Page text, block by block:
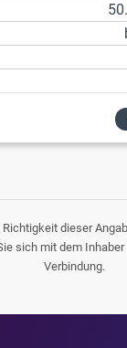
dieser
sich mit dem
Verbindung.